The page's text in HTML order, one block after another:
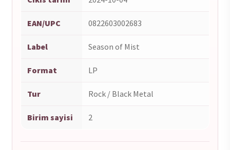
EAN/UPC 0822603002683
Label Season of Mist
Format LP
Tur Rock / Black Metal
Birim sayisi 2